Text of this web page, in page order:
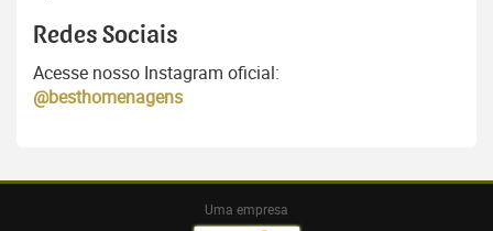
Redes Sociais
Acesse nosso Instagram oficial:
@besthomenagens
Uma empresa